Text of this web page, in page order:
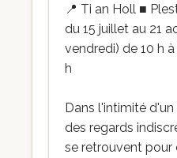
📍 Ti an Holl ■
du 15 juillet au 21
vendredi) de 10 h
h
Dans l'intimité
des regards
se retrouvent pour